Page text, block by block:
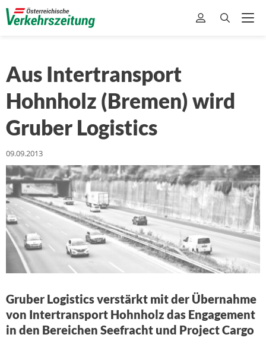
Aus Intertransport
Hohnholz (Bremen) wird
Gruber Logistics
09.09.2013
Gruber Logistics verstärkt mit der Übernahme
von Intertransport Hohnholz das Engagement
in den Bereichen Seefracht und Project Cargo